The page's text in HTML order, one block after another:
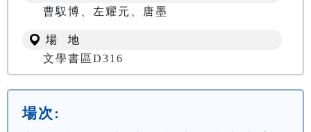
曹馭博、左耀元、唐墨
場 地
文學書區D316
場次: